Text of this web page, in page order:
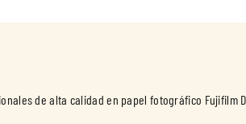
de alta calidad en papel fotográfico Fujifilm